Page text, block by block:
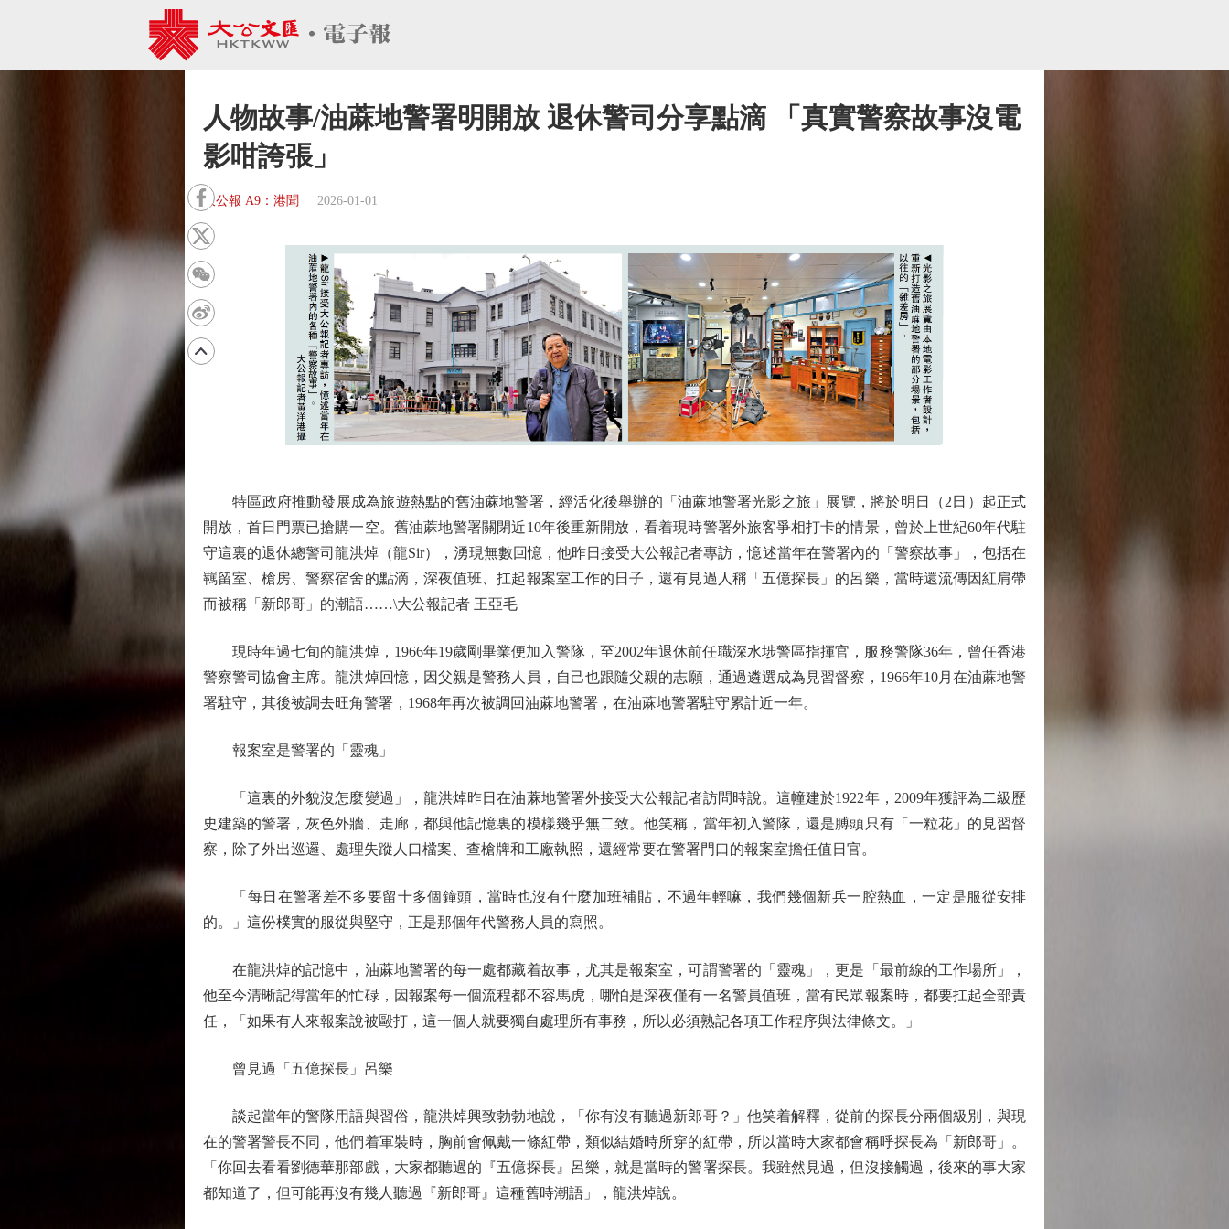
人物故事/油蔴地警署明開放 退休警司分享點滴 「真實警察故事沒電
影咁誇張」
大公報 A9：港聞 2026-01-01
特區政府推動發展成為旅遊熱點的舊油蔴地警署，經活化後舉辦的「油蔴地警署光影之旅」展覽，將於明日（2日）起正式
開放，首日門票已搶購一空。舊油蔴地警署關閉近10年後重新開放，看着現時警署外旅客爭相打卡的情景，曾於上世紀60年代駐
守這裏的退休總警司龍洪焯（龍Sir），湧現無數回憶，他昨日接受大公報記者專訪，憶述當年在警署內的「警察故事」，包括在
羈留室、槍房、警察宿舍的點滴，深夜值班、扛起報案室工作的日子，還有見過人稱「五億探長」的呂樂，當時還流傳因紅肩帶
而被稱「新郎哥」的潮語……\大公報記者 王亞毛
現時年過七旬的龍洪焯，1966年19歲剛畢業便加入警隊，至2002年退休前任職深水埗警區指揮官，服務警隊36年，曾任香港
警察警司協會主席。龍洪焯回憶，因父親是警務人員，自己也跟隨父親的志願，通過遴選成為見習督察，1966年10月在油蔴地警
署駐守，其後被調去旺角警署，1968年再次被調回油蔴地警署，在油蔴地警署駐守累計近一年。
報案室是警署的「靈魂」
「這裏的外貌沒怎麼變過」，龍洪焯昨日在油蔴地警署外接受大公報記者訪問時說。這幢建於1922年，2009年獲評為二級歷
史建築的警署，灰色外牆、走廊，都與他記憶裏的模樣幾乎無二致。他笑稱，當年初入警隊，還是膊頭只有「一粒花」的見習督
察，除了外出巡邏、處理失蹤人口檔案、查槍牌和工廠執照，還經常要在警署門口的報案室擔任值日官。
「每日在警署差不多要留十多個鐘頭，當時也沒有什麼加班補貼，不過年輕嘛，我們幾個新兵一腔熱血，一定是服從安排
的。」這份樸實的服從與堅守，正是那個年代警務人員的寫照。
在龍洪焯的記憶中，油蔴地警署的每一處都藏着故事，尤其是報案室，可謂警署的「靈魂」，更是「最前線的工作場所」，
他至今清晰記得當年的忙碌，因報案每一個流程都不容馬虎，哪怕是深夜僅有一名警員值班，當有民眾報案時，都要扛起全部責
任，「如果有人來報案說被毆打，這一個人就要獨自處理所有事務，所以必須熟記各項工作程序與法律條文。」
曾見過「五億探長」呂樂
談起當年的警隊用語與習俗，龍洪焯興致勃勃地說，「你有沒有聽過新郎哥？」他笑着解釋，從前的探長分兩個級別，與現
在的警署警長不同，他們着軍裝時，胸前會佩戴一條紅帶，類似結婚時所穿的紅帶，所以當時大家都會稱呼探長為「新郎哥」。
「你回去看看劉德華那部戲，大家都聽過的『五億探長』呂樂，就是當時的警署探長。我雖然見過，但沒接觸過，後來的事大家
都知道了，但可能再沒有幾人聽過『新郎哥』這種舊時潮語」，龍洪焯說。